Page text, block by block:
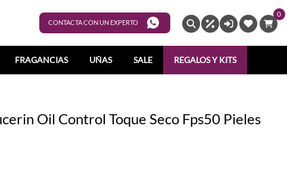
CONTACTA CON UN EXPERTO
0
FRAGANCIAS UÑAS SALE REGALOS Y KITS
Oil Control Toque Seco Fps50 Pieles